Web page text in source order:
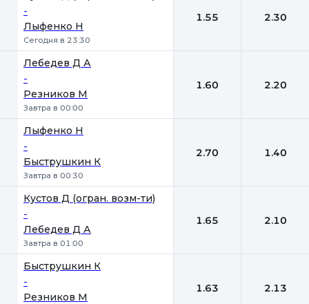
-
Лыфенко Н
Сегодня в 23:30
1.55 2.30
Лебедев Д А
-
Резников М
Завтра в 00:00
1.60 2.20
Лыфенко Н
-
Быструшкин К
Завтра в 00:30
2.70 1.40
Кустов Д (огран. возм-ти)
-
Лебедев Д А
Завтра в 01:00
1.65 2.10
Быструшкин К
-
Резников М
1.63 2.13